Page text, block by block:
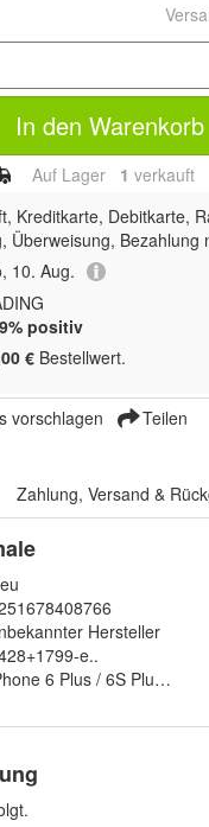
In den Warenkorb
Auf Lager 1 verkauft
Kreditkarte, Debitkarte,
Überweisung, Bezahlung
10. Aug.
positiv
€ Bestellwert.
vorschlagen Teilen
Zahlung, Versand &
Hersteller
e..
6 Plus / 6S Plus,